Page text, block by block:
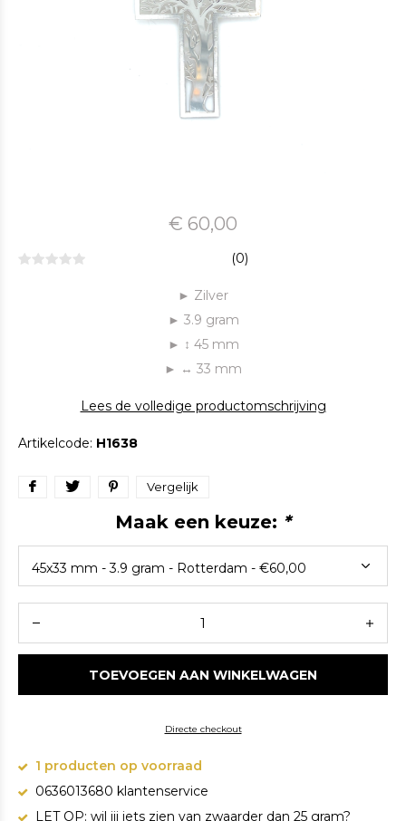
€ 60,00
(0)
► Zilver
► 3.9 gram
► ↕ 45 mm
► ↔ 33 mm
Lees de volledige productomschrijving
Artikelcode: H1638
Vergelijk
Maak een keuze: *
TOEVOEGEN AAN WINKELWAGEN
Directe checkout
1 producten op voorraad
0636013680 klantenservice
LET OP: wil jij iets zien van zwaarder dan 25 gram?